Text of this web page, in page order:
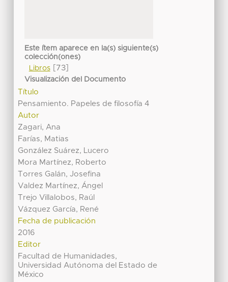
Este ítem aparece en la(s) siguiente(s)
colección(ones)
Libros[73]
Visualización del Documento
Título
Pensamiento. Papeles de filosofía 4
Autor
Zagari, Ana
Farías, Matias
González Suárez, Lucero
Mora Martínez, Roberto
Torres Galán, Josefina
Valdez Martínez, Ángel
Trejo Villalobos, Raúl
Vázquez García, René
Fecha de publicación
2016
Editor
Facultad de Humanidades,
Universidad Autónoma del Estado de
México